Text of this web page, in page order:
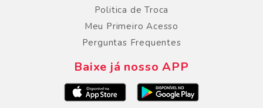
Politica de Troca
Meu Primeiro Acesso
Perguntas Frequentes
Baixe já nosso APP